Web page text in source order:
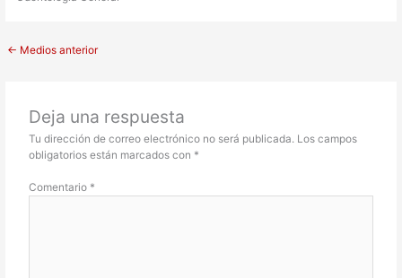
← Medios anterior
Deja una respuesta
Tu dirección de correo electrónico no será publicada. Los campos
obligatorios están marcados con *
Comentario *